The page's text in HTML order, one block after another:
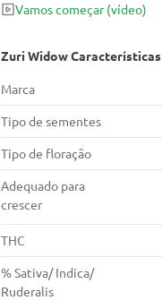
Zuri Widow Características
Marca
Tipo de sementes
Tipo de floração
Adequado para
crescer
THC
% Sativa/ Indica/
Ruderalis
Vamos começar(vídeo)